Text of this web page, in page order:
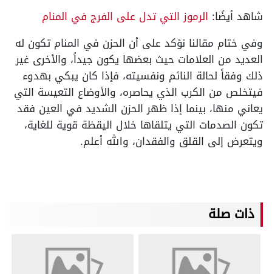
شاهد أيضًا: الرموز التي تدل على الفرج في المنام
وفي ختام مقالنا نؤكد على أن الحزن في المنام تكون له
العديد من العلامات حيث بعضها يكون جيداً، والأخرى غير
ذلك وفقاً لحالة النائم ونفسيته، فإذا كان يبكي بهدوء
فيتخلص من الكرب الذي يحاصره، والأوضاع التعيسة التي
يعاني منها، بينما إذا ظهر الحزن الشديد في العين فقد
تكون الصدمات التي يتلقاها خلال اليقظة قوية للغاية،
ويتعرض إلى القلق والفقدان، والله أعلم.
ذات صلة